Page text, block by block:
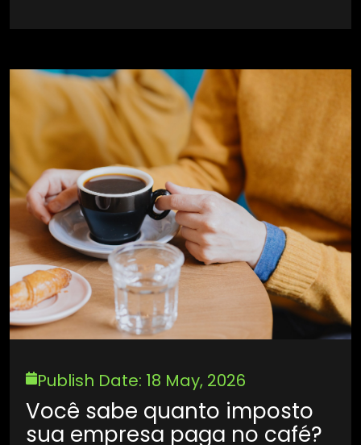
Publish Date: 18 May, 2026
Você sabe quanto imposto
sua empresa paga no café?